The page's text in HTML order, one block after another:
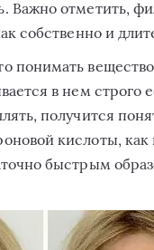
Важно отметить,
собственно и
понимать
в нем строго
получится
кислоты, как
быстрым